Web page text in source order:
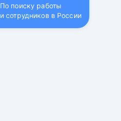
По поиску работы
и сотрудников в России